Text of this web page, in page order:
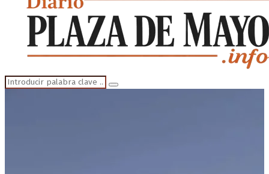
Search
for:
Search